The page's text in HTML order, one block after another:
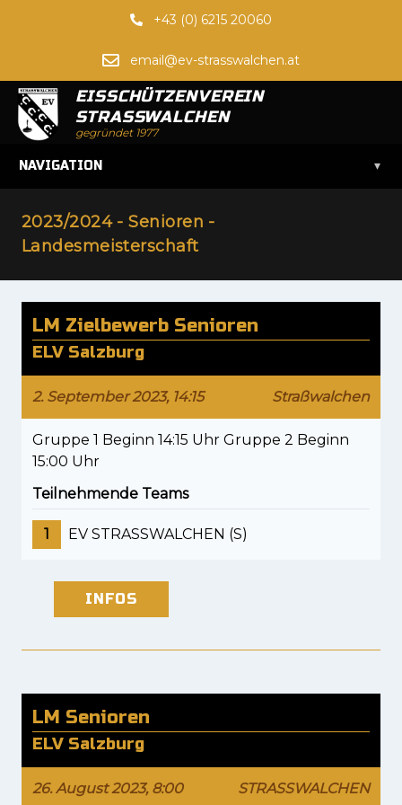
+43 (0) 6215 20060
email@ev-strasswalchen.at
EISSCHÜTZENVEREIN
STRASSWALCHEN
gegründet 1977
NAVIGATION ▾
2023/2024 - Senioren -
Landesmeisterschaft
LM Zielbewerb Senioren
ELV Salzburg
2. September 2023, 14:15 Straßwalchen
Gruppe 1 Beginn 14:15 Uhr Gruppe 2 Beginn
15:00 Uhr
Teilnehmende Teams
1 EV STRASSWALCHEN (S)
INFOS
LM Senioren
ELV Salzburg
26. August 2023, 8:00 STRASSWALCHEN